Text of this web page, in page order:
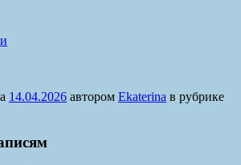
14.04.2026 автором Ekaterina в рубрике